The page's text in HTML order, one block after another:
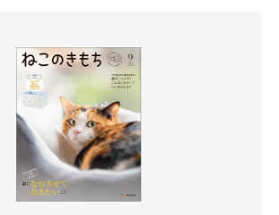
く、与え方のアドバイスももらっているよう
いう行為は、「愛猫の長生きを助ける」秘訣
。愛猫が健康に過ごせるように、定期的に健
にしましょう。